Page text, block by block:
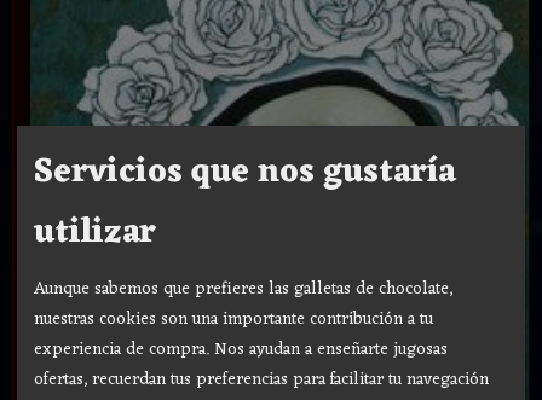
Servicios que nos gustaría
utilizar
Aunque sabemos que prefieres las galletas de chocolate,
nuestras cookies son una importante contribución a tu
experiencia de compra. Nos ayudan a enseñarte jugosas
ofertas, recuerdan tus preferencias para facilitar tu navegación